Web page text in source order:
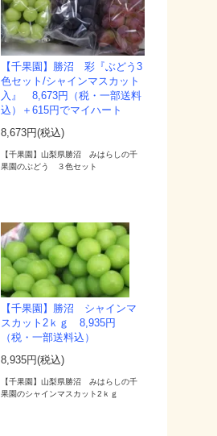
【千果園】勝沼 彩『ぶどう3
色セット/シャインマスカット
入』 8,673円（税・一部送料
込）＋615円でマイハート
8,673円(税込)
【千果園】山梨県勝沼 みはらしの千
果園のぶどう ３色セット
【千果園】勝沼 シャインマ
スカット2ｋｇ 8,935円
（税・一部送料込）
8,935円(税込)
【千果園】山梨県勝沼 みはらしの千
果園のシャインマスカット2ｋｇ